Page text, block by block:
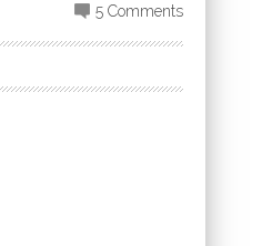
5 Comments